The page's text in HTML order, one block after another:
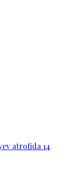
atrofida 14